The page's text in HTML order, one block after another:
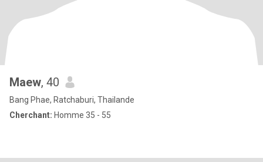
Maew, 40
Bang Phae, Ratchaburi, Thailande
Cherchant: Homme 35 - 55